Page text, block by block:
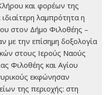
και φορέων της
λαμπρότητα η
στον Δήμο Φιλοθέης –
με την επίσημη δοξολογία
στους Ιερούς Ναούς
Φιλοθέης και Αγίου
εκφώνησαν
της περιοχής: στη